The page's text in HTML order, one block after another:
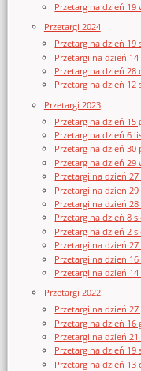
Przetarg na dzień 19
Przetargi 2024
Przetarg na dzień 19
Przetargi na dzień
Przetarg na dzień 28
Przetarg na dzień 12
Przetargi 2023
Przetarg na dzień 15
Przetarg na dzień 6
Przetarg na dzień 30
Przetarg na dzień 29
Przetargi na dzień
Przetargi na dzień
Przetargi na dzień
Przetarg na dzień 8
Przetarg na dzień 2
Przetargi na dzień 27
Przetargi na dzień 16
Przetargi na dzień
Przetargi 2022
Przetargi na dzień
Przetarg na dzień 16
Przetargi na dzień
Przetarg na dzień 19
Przetarg na dzień 13